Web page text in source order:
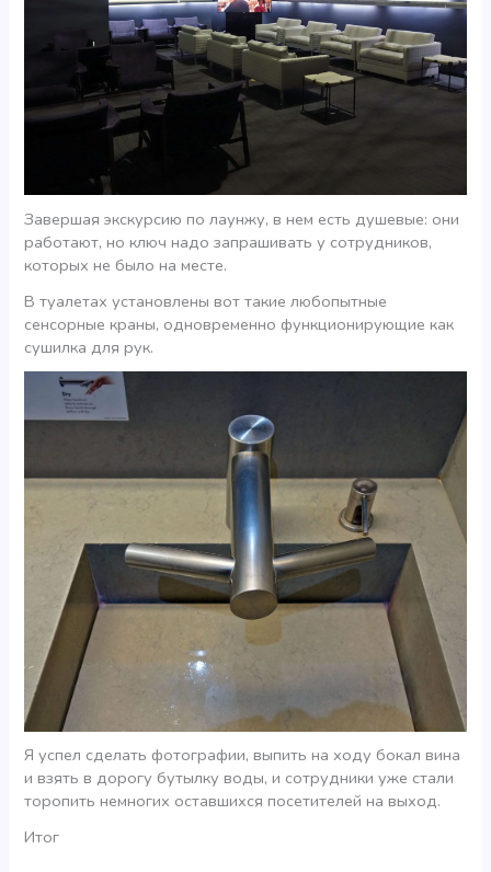
Завершая экскурсию по лаунжу, в нем есть душевые: они
работают, но ключ надо запрашивать у сотрудников,
которых не было на месте.
В туалетах установлены вот такие любопытные
сенсорные краны, одновременно функционирующие как
сушилка для рук.
Я успел сделать фотографии, выпить на ходу бокал вина
и взять в дорогу бутылку воды, и сотрудники уже стали
торопить немногих оставшихся посетителей на выход.
Итог